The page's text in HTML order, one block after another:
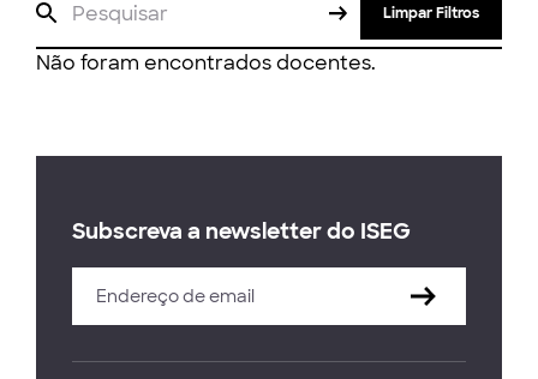
Limpar Filtros
Não foram encontrados docentes.
Subscreva a newsletter do ISEG